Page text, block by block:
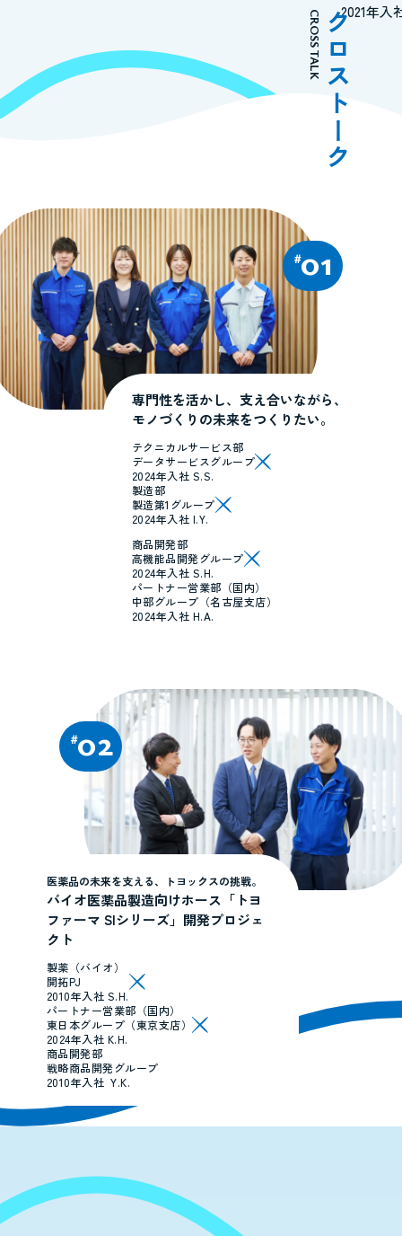
2021年入
クロストーク
CROSS TALK
01
専門性を活かし、支え合いながら、
モノづくりの未来をつくりたい。
テクニカルサービス部
データサービスグループ
2024年入社 S.S.
製造部
製造第1グループ
2024年入社 I.Y.
商品開発部
高機能品開発グループ
2024年入社 S.H.
パートナー営業部（国内）
中部グループ（名古屋支店）
2024年入社 H.A.
02
医薬品の未来を支える、トヨックスの挑戦。
バイオ医薬品製造向けホース 「トヨ
ファーマ SIシリーズ」開発プロジェ
クト
製薬（バイオ）
開拓PJ
2010年入社 S.H.
パートナー営業部（国内）
東日本グループ（東京支店）
2024年入社 K.H.
商品開発部
戦略商品開発グループ
2010年入社 Y.K.